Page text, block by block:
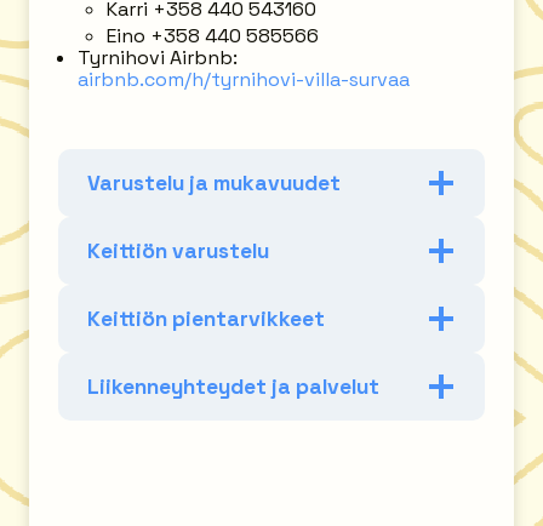
Karri +358 440 543160
Eino +358 440 585566
Tyrnihovi Airbnb:
airbnb.com/h/tyrnihovi-villa-survaa
Varustelu ja mukavuudet
Keittiön varustelu
Keittiön pientarvikkeet
Liikenneyhteydet ja palvelut